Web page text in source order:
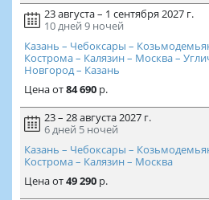
23 августа – 1 сентября 2027 г.
10 дней 9 ночей
Казань – Чебоксары –
Кострома – Калязин – Москва –
Новгород – Казань
Ценаот84 690р.
23 – 28 августа 2027 г.
6 дней 5 ночей
Казань – Чебоксары –
Кострома – Калязин – Москва
Ценаот49 290р.